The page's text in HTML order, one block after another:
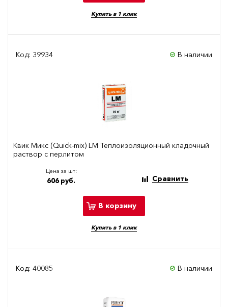
Купить в 1 клик
Код: 39934 В наличии
Квик Микс (Quick-mix) LM Теплоизоляционный кладочный
раствор с перлитом
Цена за шт:
606 руб. Сравнить
В корзину
Купить в 1 клик
Код: 40085 В наличии